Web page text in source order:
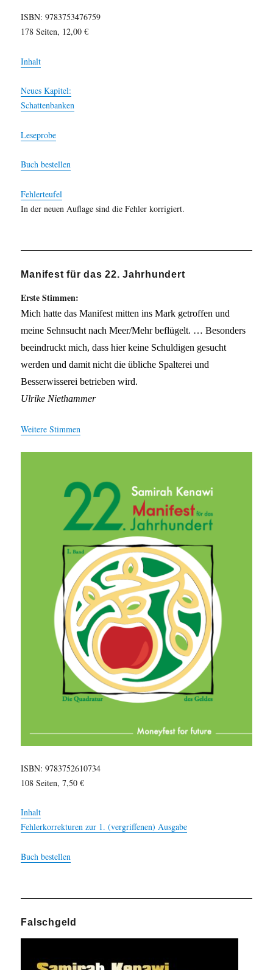
ISBN: 9783753476759
178 Seiten, 12,00 €
Inhalt
Neues Kapitel:
Schattenbanken
Leseprobe
Buch bestellen
Fehlerteufel
In der neuen Auflage sind die Fehler korrigiert.
Manifest für das 22. Jahrhundert
Erste Stimmen:
Mich hatte das Manifest mitten ins Mark getroffen und
meine Sehnsucht nach Meer/Mehr beflügelt. … Besonders
beeindruckt mich, dass hier keine Schuldigen gesucht
werden und damit nicht die übliche Spalterei und
Besserwisserei betrieben wird.
Ulrike Niethammer
Weitere Stimmen
ISBN: 9783752610734
108 Seiten, 7,50 €
Inhalt
Fehlerkorrekturen zur 1. (vergriffenen) Ausgabe
Buch bestellen
Falschgeld